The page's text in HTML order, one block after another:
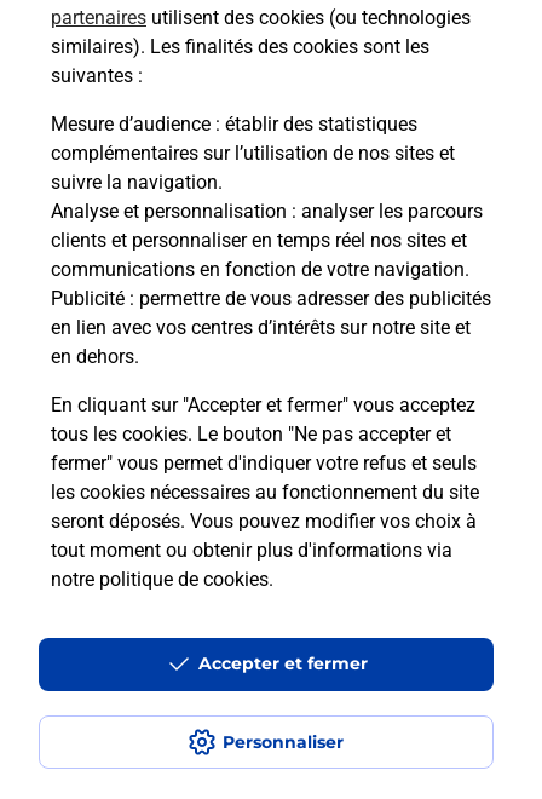
partenaires utilisent des cookies (ou technologies
similaires). Les finalités des cookies sont les
suivantes :
Mesure d’audience : établir des statistiques
complémentaires sur l’utilisation de nos sites et
suivre la navigation.
Analyse et personnalisation : analyser les parcours
clients et personnaliser en temps réel nos sites et
communications en fonction de votre navigation.
Publicité : permettre de vous adresser des publicités
en lien avec vos centres d’intérêts sur notre site et
en dehors.
En cliquant sur "Accepter et fermer" vous acceptez
tous les cookies. Le bouton "Ne pas accepter et
fermer" vous permet d'indiquer votre refus et seuls
les cookies nécessaires au fonctionnement du site
seront déposés. Vous pouvez modifier vos choix à
tout moment ou obtenir plus d'informations via
notre politique de cookies.
Personnaliser
Accepter et fermer
médaillon d’alarme qu’est ce que
c’est ?
Comment fonctionne la
téléassistance classique ?
Comment est installée la
téléassistance classique ?
Localiser Liste
Liste - téléassistance
Manche - téléassistance
Bricquebec En Cotentin - téléassistance
Accessibilité : partiellement conforme
Conditions contractuelles
Mentions légales